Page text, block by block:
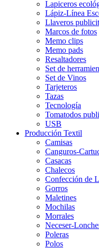
Lapiceros
Lápiz-Línea
Llaveros
Marcos de fotos
Memo clips
Memo pads
Resaltadores
Set de
Set de Vinos
Tarjeteros
Tazas
Tecnología
Tomatodos
USB
Producción Textil
Camisas
Canguros-
Casacas
Chalecos
Confección de
Gorros
Maletines
Mochilas
Morrales
Neceser-
Poleras
Polos